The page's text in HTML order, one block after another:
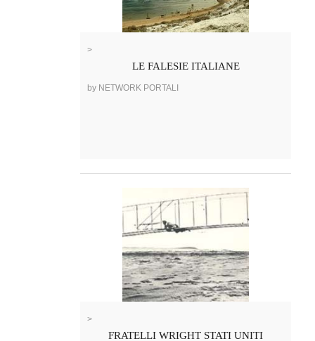
>
LE FALESIE ITALIANE
by NETWORK PORTALI
>
FRATELLI WRIGHT STATI UNITI